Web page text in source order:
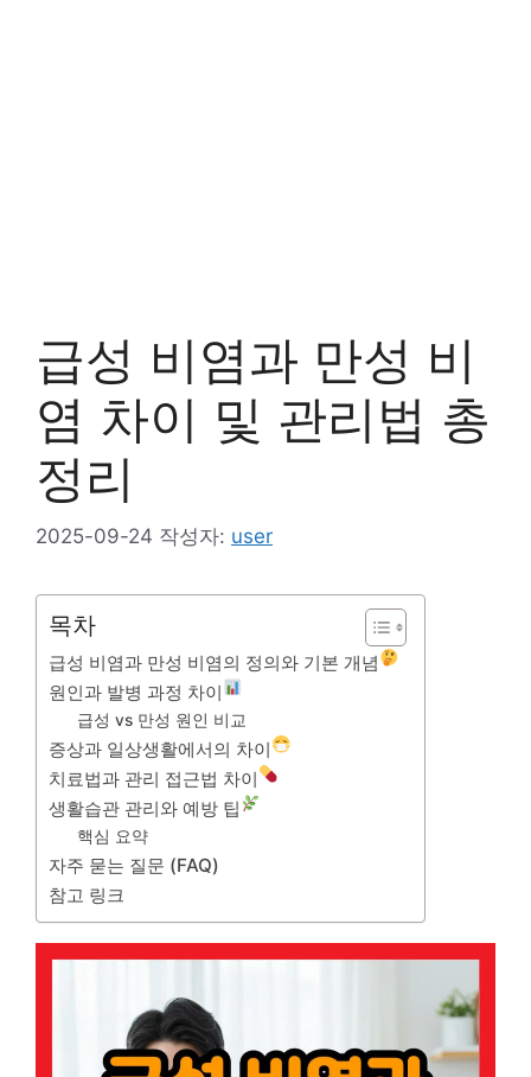
급성 비염과 만성 비
염 차이 및 관리법 총
정리
2025-09-24 작성자: user
목차
급성 비염과 만성 비염의 정의와 기본 개념
원인과 발병 과정 차이
급성 vs 만성 원인 비교
증상과 일상생활에서의 차이
치료법과 관리 접근법 차이
생활습관 관리와 예방 팁
핵심 요약
자주 묻는 질문 (FAQ)
참고 링크